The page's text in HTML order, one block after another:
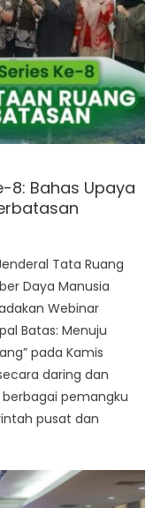
8: Bahas Upaya
Tata Ruang
Daya Manusia
Webinar
Batas: Menuju
pada Kamis
daring dan
pemangku
pusat dan